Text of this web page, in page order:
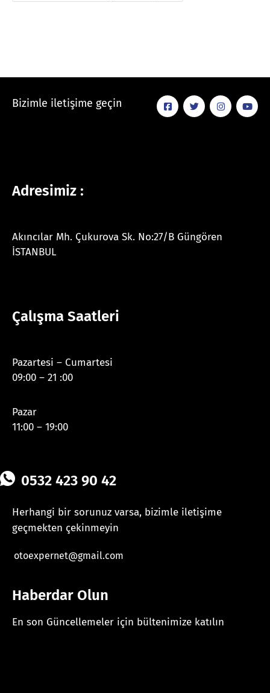
Bizimle iletişime geçin
Adresimiz :
Akıncılar Mh. Çukurova Sk. No:27/B Güngören
İSTANBUL
Çalışma Saatleri
Pazartesi – Cumartesi
09:00 – 21 :00
Pazar
11:00 – 19:00
0532 423 90 42
Herhangi bir sorunuz varsa, bizimle iletişime
geçmekten çekinmeyin
otoexpernet@gmail.com
Haberdar Olun
En son Güncellemeler için bültenimize katılın